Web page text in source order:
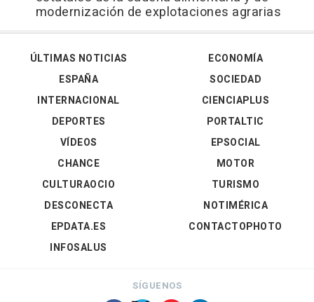
modernización de explotaciones agrarias
ÚLTIMAS NOTICIAS
ESPAÑA
INTERNACIONAL
DEPORTES
VÍDEOS
ECONOMÍA
SOCIEDAD
CIENCIAPLUS
PORTALTIC
EPSOCIAL
CHANCE
CULTURAOCIO
DESCONECTA
EPDATA.ES
INFOSALUS
MOTOR
TURISMO
NOTIMÉRICA
CONTACTOPHOTO
SÍGUENOS